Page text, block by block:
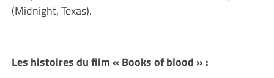
(Midnight, Texas).
Les histoires du film « Books of blood » :